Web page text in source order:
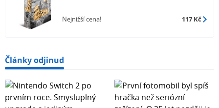
Nejnižší cena! 117 Kč
Články odjinud